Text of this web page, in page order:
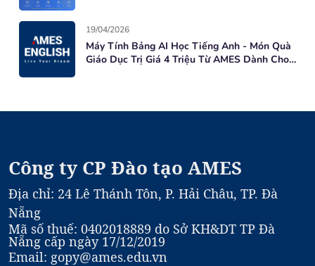
19/04/2026
Máy Tính Bảng AI Học Tiếng Anh - Món Quà
Giáo Dục Trị Giá 4 Triệu Từ AMES Dành Cho
Công ty CP Đào tạo AMES
Địa chỉ: 24 Lê Thánh Tôn, P. Hải Châu, TP. Đà
Nẵng
Mã số thuế: 0402018889 do Sở KH&DT TP Đà
Nẵng cấp ngày 17/12/2019
Email: gopy@ames.edu.vn